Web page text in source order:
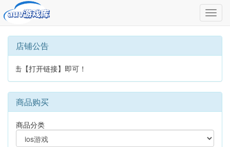
切
换
导
店铺公告
点击【打开链接】即可！
商品购买
商品分类